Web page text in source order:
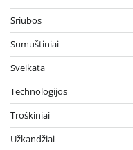
Sriubos
Sumuštiniai
Sveikata
Technologijos
Troškiniai
Užkandžiai